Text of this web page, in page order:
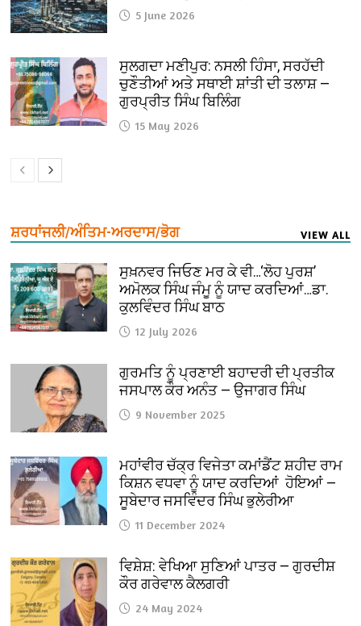
5 June 2026
ਸੁਲਗਦਾ ਮਣੀਪੁਰ: ਨਸਲੀ ਹਿੰਸਾ, ਸਰਹੱਦੀ
ਚੁਣੌਤੀਆਂ ਅਤੇ ਸਥਾਈ ਸ਼ਾਂਤੀ ਦੀ ਤਲਾਸ਼ —
ਗੁਰਪ੍ਰੀਤ ਸਿੰਘ ਬਿਲਿੰਗ
15 May 2026
ਸ਼ਰਧਾਂਜਲੀ/ਅੰਤਿਮ-ਅਰਦਾਸ/ਭੋਗ VIEW ALL
ਸੁਖ਼ਨਵਰ ਜਿਓਣ ਮਰ ਕੇ ਵੀ…‘ਲੋਹ ਪੁਰਸ਼’
ਅਮੋਲਕ ਸਿੰਘ ਜੰਮੂ ਨੂੰ ਯਾਦ ਕਰਦਿਆਂ…ਡਾ.
ਕੁਲਵਿੰਦਰ ਸਿੰਘ ਬਾਠ
12 July 2026
ਗੁਰਮਤਿ ਨੂੰ ਪ੍ਰਣਾਈ ਬਹਾਦਰੀ ਦੀ ਪ੍ਰਤੀਕ
ਜਸਪਾਲ ਕੌਰ ਅਨੰਤ — ਉਜਾਗਰ ਸਿੰਘ
9 November 2025
ਮਹਾਂਵੀਰ ਚੱਕ੍ਰ ਵਿਜੇਤਾ ਕਮਾਂਡੈਂਟ ਸ਼ਹੀਦ ਰਾਮ
ਕਿਸ਼ਨ ਵਧਵਾ ਨੂੰ ਯਾਦ ਕਰਦਿਆਂ ਹੋਇਆਂ —
ਸੂਬੇਦਾਰ ਜਸਵਿੰਦਰ ਸਿੰਘ ਭੁਲੇਰੀਆ
11 December 2024
ਵਿਸ਼ੇਸ਼: ਵੇਖਿਆ ਸੁਣਿਆਂ ਪਾਤਰ — ਗੁਰਦੀਸ਼
ਕੌਰ ਗਰੇਵਾਲ ਕੈਲਗਰੀ
24 May 2024